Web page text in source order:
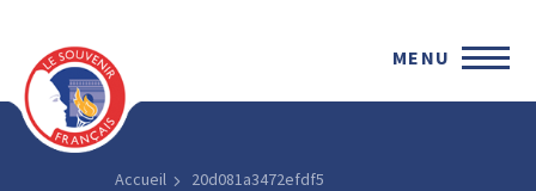
MENU
Accueil 20d081a3472efdf5